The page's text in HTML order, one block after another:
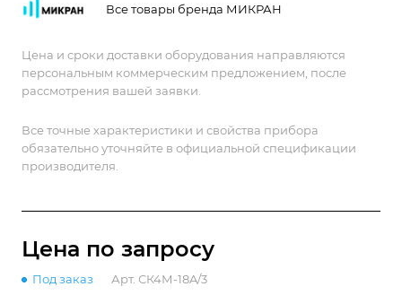
Все товары бренда МИКРАН
Цена и сроки доставки оборудования направляются
персональным коммерческим предложением, после
рассмотрения вашей заявки.
Все точные характеристики и свойства прибора
обязательно уточняйте в официальной спецификации
производителя.
Цена по запросу
Под заказ Арт. СК4М-18A/3